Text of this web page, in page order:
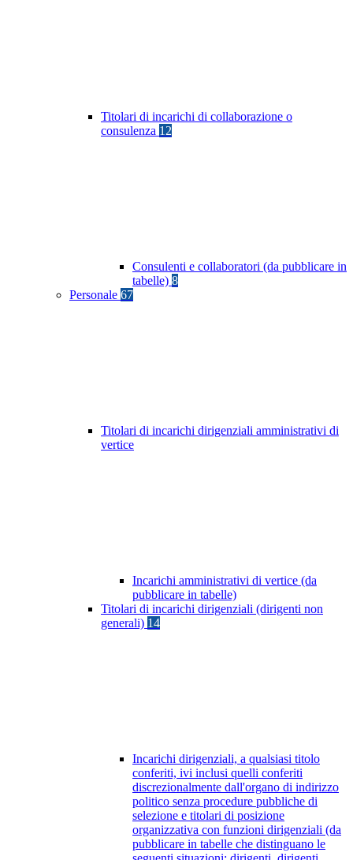
Titolari di incarichi di collaborazione o
consulenza 12
Consulenti e collaboratori (da pubblicare in
tabelle) 8
Personale 67
Titolari di incarichi dirigenziali amministrativi di
vertice
Incarichi amministrativi di vertice (da
pubblicare in tabelle)
Titolari di incarichi dirigenziali (dirigenti non
generali) 14
Incarichi dirigenziali, a qualsiasi titolo
conferiti, ivi inclusi quelli conferiti
discrezionalmente dall'organo di indirizzo
politico senza procedure pubbliche di
selezione e titolari di posizione
organizzativa con funzioni dirigenziali (da
pubblicare in tabelle che distinguano le